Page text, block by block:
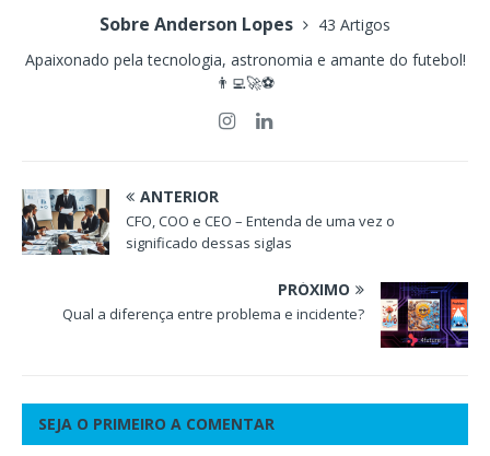
Sobre Anderson Lopes
43 Artigos
Apaixonado pela tecnologia, astronomia e amante do futebol!
👨‍💻🚀⚽
ANTERIOR
CFO, COO e CEO – Entenda de uma vez o
significado dessas siglas
PRÓXIMO
Qual a diferença entre problema e incidente?
SEJA O PRIMEIRO A COMENTAR